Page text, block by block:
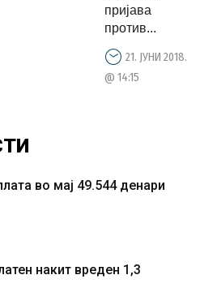
пријава
против...
21. ЈУНИ 2018.
@ 14:15
во мај 49.544 денари
накит вреден 1,3